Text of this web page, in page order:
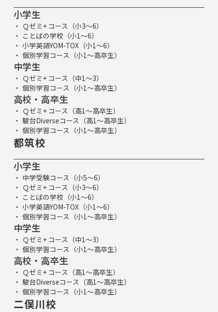
小学生
Ｑゼミ+ コース（小3～6）
ことばの学校（小1～6）
小学英語YOM-TOX（小1～6）
個別学習コース（小1～高卒生）
中学生
Ｑゼミ+ コース（中1～3）
個別学習コース（小1～高卒生）
高校・高卒生
Ｑゼミ+ コース（高1～高卒生）
駿台Diverseコース（高1～高卒生）
個別学習コース（小1～高卒生）
都筑校
小学生
中学受験コース（小5～6）
Ｑゼミ+ コース（小3～6）
ことばの学校（小1～6）
小学英語YOM-TOX（小1～6）
個別学習コース（小1～高卒生）
中学生
Ｑゼミ+ コース（中1～3）
個別学習コース（小1～高卒生）
高校・高卒生
Ｑゼミ+ コース（高1～高卒生）
駿台Diverseコース（高1～高卒生）
個別学習コース（小1～高卒生）
二俣川校